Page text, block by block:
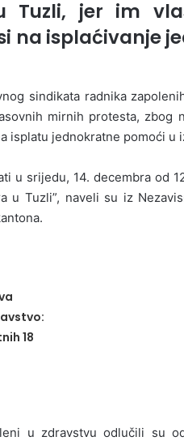
Tuzli, jer im
na isplaćivanje
sindikata radnika
mirnih protesta, zbog
isplatu jednokratne pomoći u
u srijedu, 14. decembra od
u Tuzli”, naveli su iz
18
u zdravstvu odlučili su